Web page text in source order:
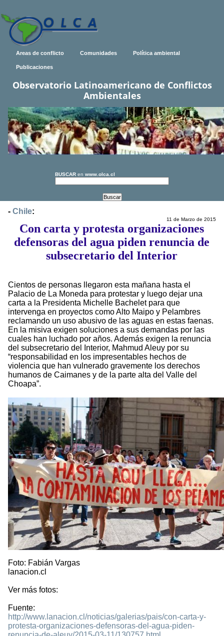
Areas de conflicto Comunidades Política ambiental
Publicaciones
Observatorio Latinoamericano de Conflictos
Ambientales
BUSCAR en www.olca.cl
- Chile:
11 de Marzo de 2015
Con carta y protesta organizaciones
defensoras del agua piden renuncia de
subsecretario del Interior
Cientos de personas llegaron esta mañana hasta el
Palacio de La Moneda para protestar y luego dejar una
carta a la Presidenta Michelle Bachelet para que
intervenga en proyectos como Alto Maipo y Pelambres
reclamando un uso abusivo de las aguas en estas faenas.
En la misiva exigen soluciones a sus demandas por las
cuales han luchado por años. Además exigen la renuncia
del subsecretario del Interior, Mahmud Aleuy por su
“responsabilidad en los impresentables hechos de
violencia que han vulnerado gravemente los derechos
humanos de Caimanes y de la parte alta del Valle del
Choapa”.
Foto: Fabián Vargas
lanacion.cl
Ver más fotos:
Fuente:
http://www.lanacion.cl/noticias/galerias/pais/con-carta-y-
protesta-organizaciones-defensoras-del-agua-piden-